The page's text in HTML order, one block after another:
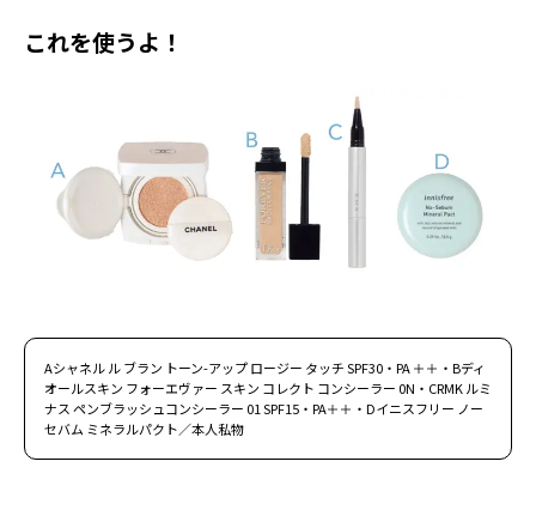
ゲッターズ飯田
MISS SEVENTEEN
バックナンバー
INFORMATION
Seventeenについて
ST member
これを使うよ！
Aシャネル ル ブラン トーン-アップ ロージー タッチ SPF30・PA ＋＋・Bディ
オールスキン フォーエヴァー スキン コレクト コンシーラー 0N・CRMK ルミ
ナス ペンブラッシュコンシーラー 01 SPF15・PA＋＋・Dイニスフリー ノー
セバム ミネラルパクト／本人私物